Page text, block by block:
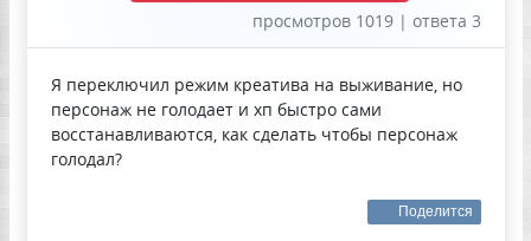
просмотров 1019 | ответа 3
Я переключил режим креатива на выживание, но
персонаж не голодает и хп быстро сами
восстанавливаются, как сделать чтобы персонаж
голодал?
Поделится